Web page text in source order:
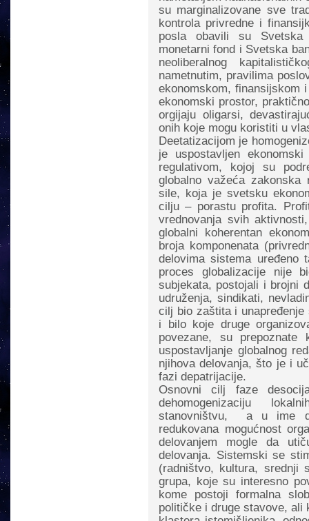
su marginalizovane sve
kontrola privredne i
posla obavili su Svetska
monetarni fond i Svetska
neoliberalnog
nametnutim, pravilima
ekonomskom, finansijskom
ekonomski prostor,
orgijaju oligarsi,
onih koje mogu koristiti u
Deetatizacijom je
je uspostavljen
regulativom, kojoj su
globalno važeća zakonska
sile, koja je svetsku
cilju – porastu profita.
vrednovanja svih
globalni koherentan
broja komponenata
delovima sistema
proces globalizacije nije
subjekata, postojali i brojni
udruženja, sindikati,
cilj bio zaštita i
i bilo koje druge
povezane, su
uspostavljanje globalnog
njihova delovanja, što je i
fazi depatrijacije.
Osnovni cilj faze
dehomogenizaciju
stanovništvu, a u ime
redukovana mogućnost
delovanjem mogle da
delovanja. Sistemski se
(radništvo, kultura, srednji
grupa, koje su interesno
kome postoji formalna
političke i druge stavove, ali